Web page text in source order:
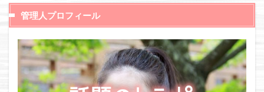
管理人プロフィール